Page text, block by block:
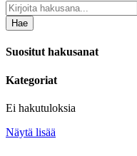
Hae
Suositut hakusanat
Kategoriat
Ei hakutuloksia
Näytä lisää